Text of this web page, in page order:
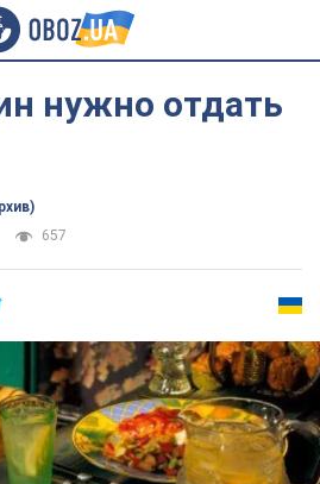
нужно отдать
657